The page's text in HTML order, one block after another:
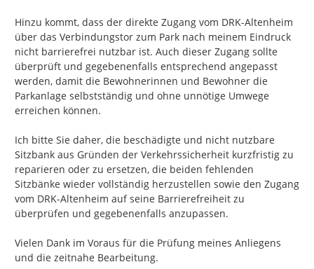
Hinzu kommt, dass der direkte Zugang vom DRK-Altenheim
über das Verbindungstor zum Park nach meinem Eindruck
nicht barrierefrei nutzbar ist. Auch dieser Zugang sollte
überprüft und gegebenenfalls entsprechend angepasst
werden, damit die Bewohnerinnen und Bewohner die
Parkanlage selbstständig und ohne unnötige Umwege
erreichen können.
Ich bitte Sie daher, die beschädigte und nicht nutzbare
Sitzbank aus Gründen der Verkehrssicherheit kurzfristig zu
reparieren oder zu ersetzen, die beiden fehlenden
Sitzbänke wieder vollständig herzustellen sowie den Zugang
vom DRK-Altenheim auf seine Barrierefreiheit zu
überprüfen und gegebenenfalls anzupassen.
Vielen Dank im Voraus für die Prüfung meines Anliegens
und die zeitnahe Bearbeitung.